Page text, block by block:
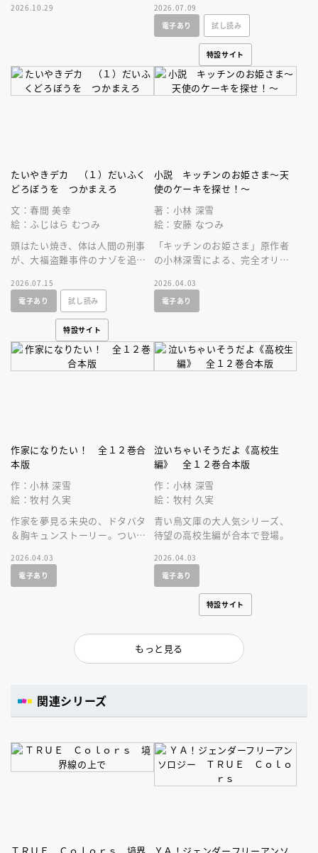
み物の新シリーズ第２巻目。
2026.10.29
ると言い出して、あることを思
いつきます。
2026.07.09
電子あり
試し読み
特設サイト
たいやきデカ （１）だいふく
どろぼうを つかまえろ
文：春間 美幸
絵：ふじはら むつみ
頭はたい焼き、体は人間の刑事
が、大福盗難事件のナゾを追
み物の新シリーズ第１巻目。
2026.07.15
電子あり
試し読み
特設サイト
小説 キッチンのお姫さま～天
使のケーキを探せ！～
著：小林 深雪
絵：安藤 なつみ
「キッチンのお姫さま」原作者
の小林深雪による、完全オリジ
2026.04.03
電子あり
作家になりたい！ 全１２巻合
本版
作：小林 深雪
絵：牧村 久実
作家を夢見る未央の、ドタバタ
＆胸キュンストーリー。ついに
2026.04.03
電子あり
泣いちゃいそうだよ《高校生
編》 全１２巻合本版
作：小林 深雪
絵：牧村 久実
青い鳥文庫の大人気シリーズ、
待望の高校生編が合本で登場。
2026.04.03
電子あり
特設サイト
もっと見る
関連シリーズ